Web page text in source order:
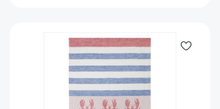
Polen. Die Leidenschaft von Koustrup & Co ist es,
Wissen über Pflanzen, Tiere, Gastronomie und Bio-
Gartenbau weiterzugeben und ein Bewusstsein
für Natur und Umwelt zu schaffen.